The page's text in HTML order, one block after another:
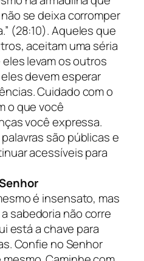
se deixa corromper
(28:10).Aqueles que
aceitam uma séria
levam os outros
devem esperar
Cuidado com o
o que você
você expressa.
são públicas e
acessíveis para
é insensato, mas
sabedoria não corre
está a chave para
Confie no Senhor